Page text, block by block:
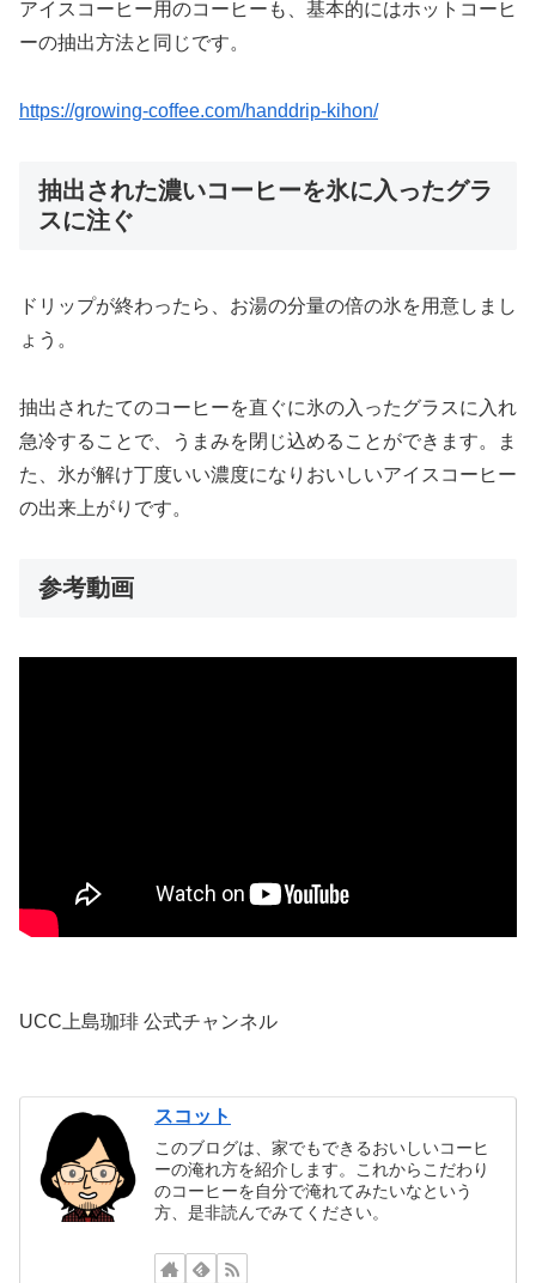
アイスコーヒー用のコーヒーも、基本的にはホットコーヒ
ーの抽出方法と同じです。
https://growing-coffee.com/handdrip-kihon/
抽出された濃いコーヒーを氷に入ったグラ
スに注ぐ
ドリップが終わったら、お湯の分量の倍の氷を用意しまし
ょう。
抽出されたてのコーヒーを直ぐに氷の入ったグラスに入れ
急冷することで、うまみを閉じ込めることができます。ま
た、氷が解け丁度いい濃度になりおいしいアイスコーヒー
の出来上がりです。
参考動画
UCC上島珈琲 公式チャンネル
スコット
このブログは、家でもできるおいしいコーヒ
ーの淹れ方を紹介します。これからこだわり
のコーヒーを自分で淹れてみたいなという
方、是非読んでみてください。